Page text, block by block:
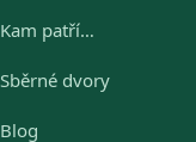
Kam patří…
Sběrné dvory
Blog